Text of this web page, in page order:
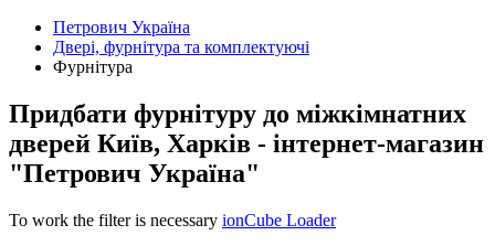
Петрович Україна
Двері, фурнітура та комплектуючі
Фурнітура
Придбати фурнітуру до міжкімнатних
дверей Київ, Харків - інтернет-магазин
"Петрович Україна"
To work the filter is necessary ionCube Loader